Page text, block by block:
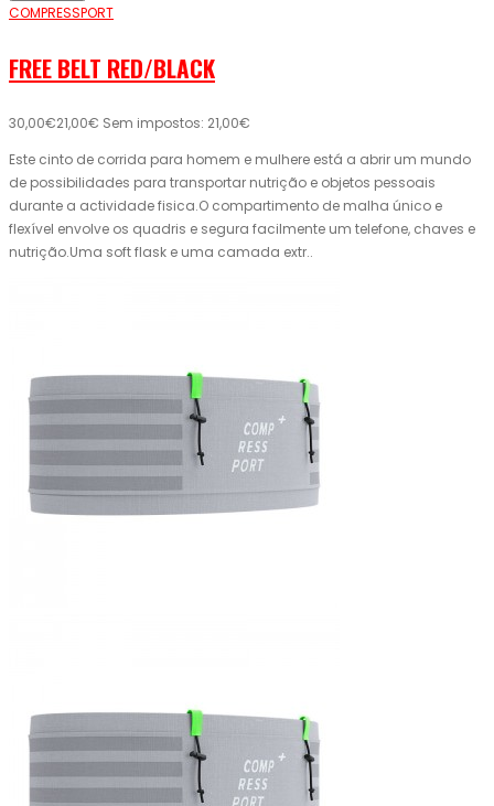
COMPRESSPORT
FREE BELT RED/BLACK
30,00€21,00€ Sem impostos: 21,00€
Este cinto de corrida para homem e mulhere está a abrir um mundo
de possibilidades para transportar nutrição e objetos pessoais
durante a actividade fisica.O compartimento de malha único e
flexível envolve os quadris e segura facilmente um telefone, chaves e
nutrição.Uma soft flask e uma camada extr..